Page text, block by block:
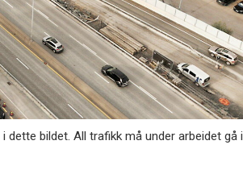
dette bildet. All trafikk må under arbeidet gå i